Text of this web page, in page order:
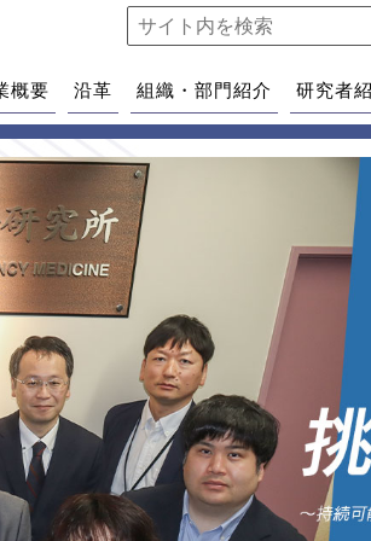
概要 沿革 組織・部門紹介 研究者